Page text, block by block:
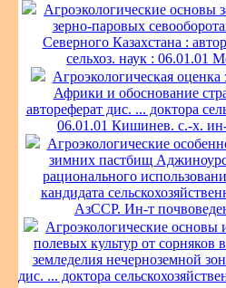
Агроэкологические основы
зерно-паровых
Северного Казахстана :
сельхоз. наук : 06.01.01
Агроэкологическая
Африки и обоснование
автореферат дис. ... доктора
06.01.01 Кишинев. с.-х.
Агроэкологические
зимних пастбищ
рационального
кандидата
АзССР. Ин-т
Агроэкологические
полевых культур от сорняков
земледелия нечерноземной
дис. ... доктора